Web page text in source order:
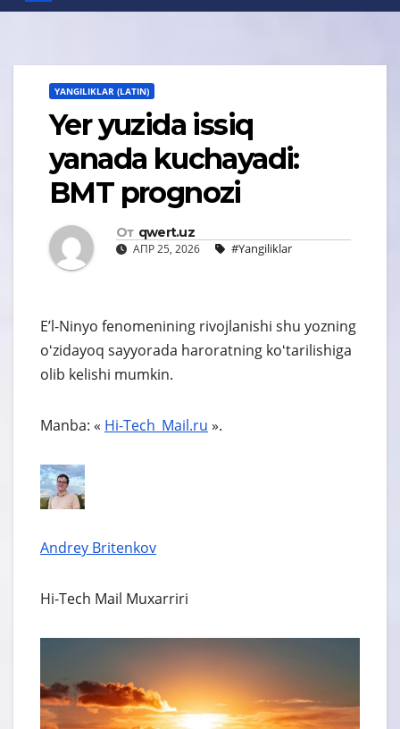
YANGILIKLAR (LATIN)
Yer yuzida issiq
yanada kuchayadi:
BMT prognozi
От qwert.uz
АПР 25, 2026 #Yangiliklar
Eʼl-Ninyo fenomenining rivojlanishi shu yozning
oʻzidayoq sayyorada haroratning koʻtarilishiga
olib kelishi mumkin.
Manba: « Hi-Tech_Mail.ru ».
Andrey Britenkov
Hi-Tech Mail Muxarriri